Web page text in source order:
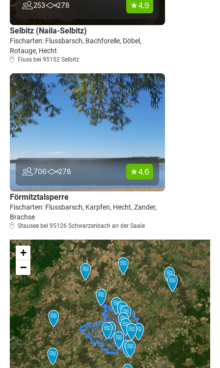
253 278 4.9
Selbitz (Naila-Selbitz)
Fischarten: Flussbarsch, Bachforelle, Döbel,
Rotauge, Hecht
Fluss bei 95152 Selbitz
706 278 4.6
Förmitztalsperre
Fischarten: Flussbarsch, Karpfen, Hecht, Zander,
Brachse
Stausee bei 95126 Schwarzenbach an der Saale
+
−